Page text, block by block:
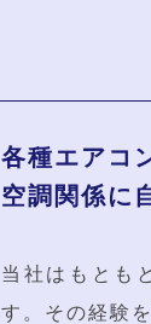
各種エアコ
空調関係に
当社はもとも
す。その経験